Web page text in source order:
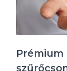
Prémium